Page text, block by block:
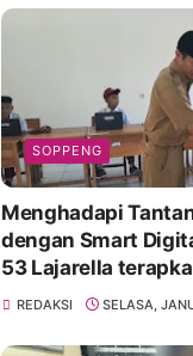
SOPPENG
Menghadapi
dengan Smart
53 Lajarella
Class Device
REDAKSI SELASA,